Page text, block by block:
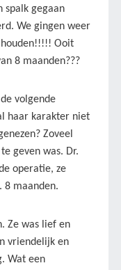
spalk gegaan
We gingen weer
Ooit
8 maanden???
volgende
haar karakter niet
Zoveel
geven was. Dr.
operatie, ze
8 maanden.
Ze was lief en
vriendelijk en
Wat een